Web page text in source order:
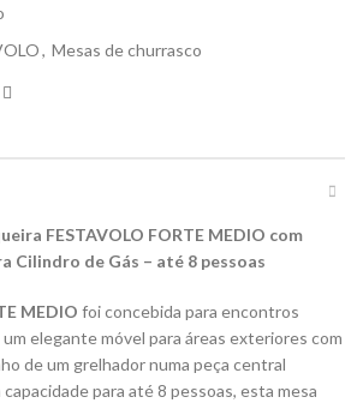
, Mesas de churrasco
FESTAVOLO FORTE MEDIO com
Cilindro de Gás – até 8 pessoas
MEDIO foi concebida para encontros
elegante móvel para áreas exteriores com
de um grelhador numa peça central
para até 8 pessoas, esta mesa